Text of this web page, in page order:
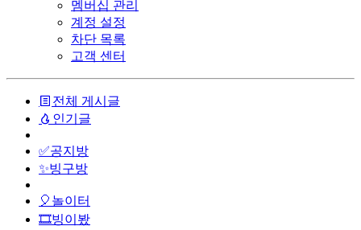
멤버십 관리
계정 설정
차단 목록
고객 센터
전체 게시글
인기글
✅공지방
✨빙구방
🎈놀이터
🎞️빙이봤